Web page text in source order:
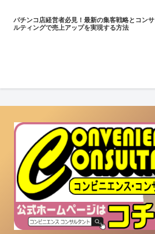
パチンコ店経営者必見！最新の集客戦略とコンサ
ルティングで売上アップを実現する方法